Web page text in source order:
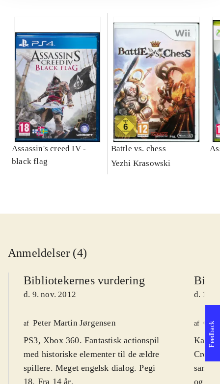
Assassin's creed IV -
black flag
Battle vs. chess
Yezhi Krasowski
Anmeldelser (4)
Bibliotekernes vurdering
d. 9. nov. 2012
af Peter Martin Jørgensen
PS3, Xbox 360. Fantastisk actionspil
med historiske elementer til de ældre
spillere. Meget engelsk dialog. Pegi
18. Fra 14 år.
d. 16.
af Ole
Kan
og
Feedback